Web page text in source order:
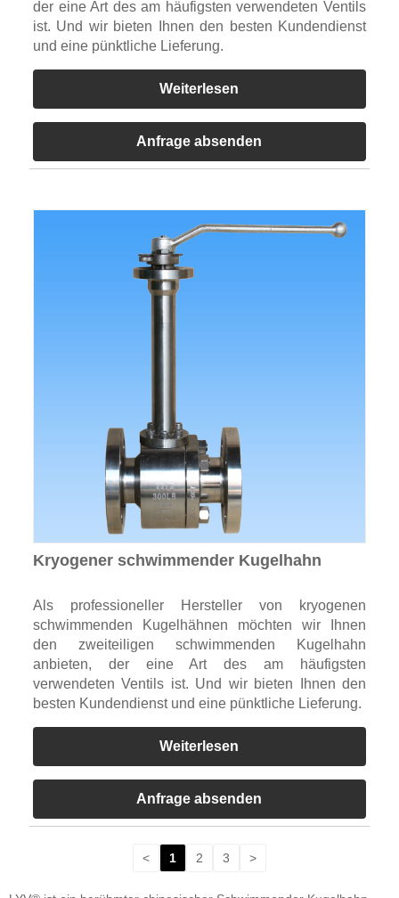
der eine Art des am häufigsten verwendeten Ventils
ist. Und wir bieten Ihnen den besten Kundendienst
und eine pünktliche Lieferung.
Weiterlesen
Anfrage absenden
Kryogener schwimmender Kugelhahn
Als professioneller Hersteller von kryogenen
schwimmenden Kugelhähnen möchten wir Ihnen
den zweiteiligen schwimmenden Kugelhahn
anbieten, der eine Art des am häufigsten
verwendeten Ventils ist. Und wir bieten Ihnen den
besten Kundendienst und eine pünktliche Lieferung.
Weiterlesen
Anfrage absenden
< 1 2 3 >